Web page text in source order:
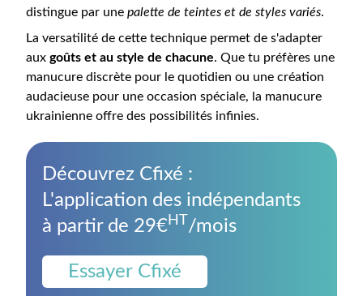
distingue par une palette de teintes et de styles variés.
La versatilité de cette technique permet de s'adapter
aux goûts et au style de chacune. Que tu préfères une
manucure discrète pour le quotidien ou une création
audacieuse pour une occasion spéciale, la manucure
ukrainienne offre des possibilités infinies.
Découvrez Cfixé :
L'application des indépendants
à partir de 29€HT/mois
Essayer Cfixé